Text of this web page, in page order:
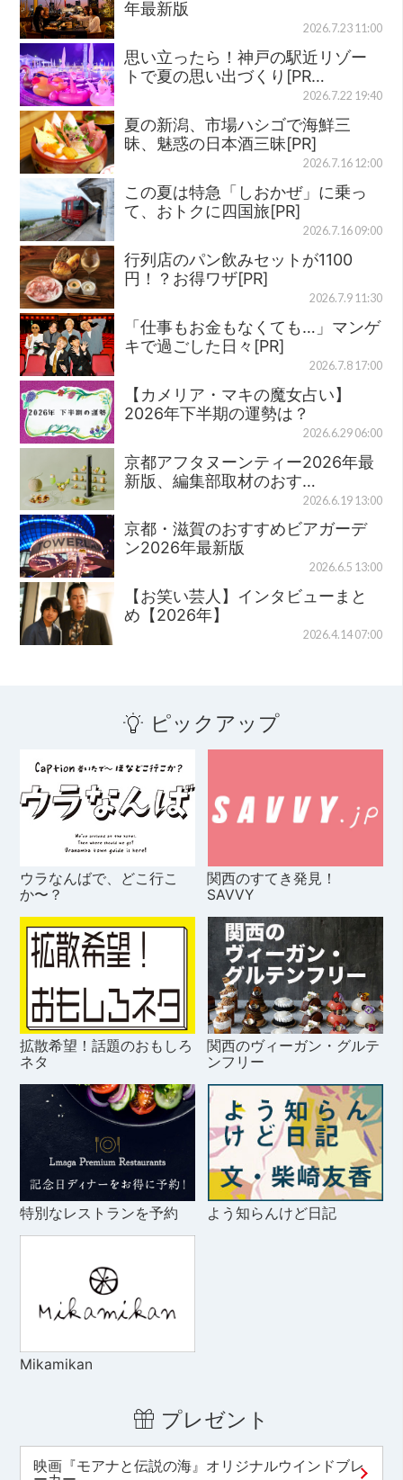
年最新版
2026.7.23 11:00
思い立ったら！神戸の駅近リゾー
トで夏の思い出づくり[PR…
2026.7.22 19:40
夏の新潟、市場ハシゴで海鮮三
昧、魅惑の日本酒三昧[PR]
2026.7.16 12:00
この夏は特急「しおかぜ」に乗っ
て、おトクに四国旅[PR]
2026.7.16 09:00
行列店のパン飲みセットが1100
円！？お得ワザ[PR]
2026.7.9 11:30
「仕事もお金もなくても…」マンゲ
キで過ごした日々[PR]
2026.7.8 17:00
【カメリア・マキの魔女占い】
2026年下半期の運勢は？
2026.6.29 06:00
京都アフタヌーンティー2026年最
新版、編集部取材のおす…
2026.6.19 13:00
京都・滋賀のおすすめビアガーデ
ン2026年最新版
2026.6.5 13:00
【お笑い芸人】インタビューまと
め【2026年】
2026.4.14 07:00
ピックアップ
ウラなんばで、どこ行こ
か〜？
関西のすてき発見！
SAVVY
拡散希望！話題のおもしろ
ネタ
関西のヴィーガン・グルテ
ンフリー
特別なレストランを予約 よう知らんけど日記
Mikamikan
プレゼント
映画『モアナと伝説の海』オリジナルウインドブレ